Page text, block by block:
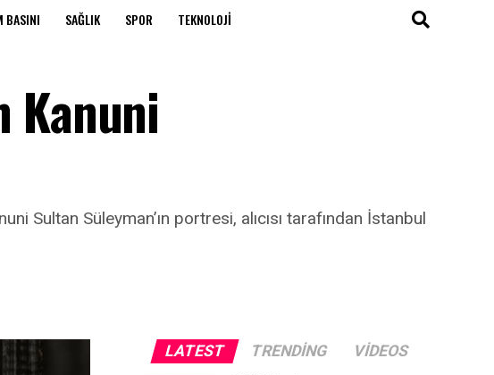
BASINI SAĞLIK SPOR TEKNOLOJI
Kanuni
Sultan Süleyman’ın portresi, alıcısı tarafından İstanbul
LATEST TRENDING VIDEOS